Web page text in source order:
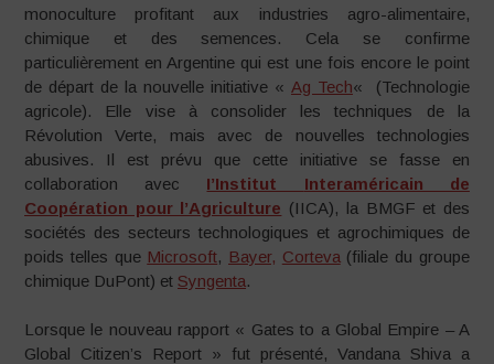
monoculture profitant aux industries agro-alimentaire,
chimique et des semences. Cela se confirme
particulièrement en Argentine qui est une fois encore le point
de départ de la nouvelle initiative « Ag Tech« (Technologie
agricole). Elle vise à consolider les techniques de la
Révolution Verte, mais avec de nouvelles technologies
abusives. Il est prévu que cette initiative se fasse en
collaboration avec I’Institut Interaméricain de
Coopération pour l’Agriculture (IICA), la BMGF et des
sociétés des secteurs technologiques et agrochimiques de
poids telles que Microsoft, Bayer, Corteva (filiale du groupe
chimique DuPont) et Syngenta.
Lorsque le nouveau rapport « Gates to a Global Empire – A
Global Citizen’s Report » fut présenté, Vandana Shiva a